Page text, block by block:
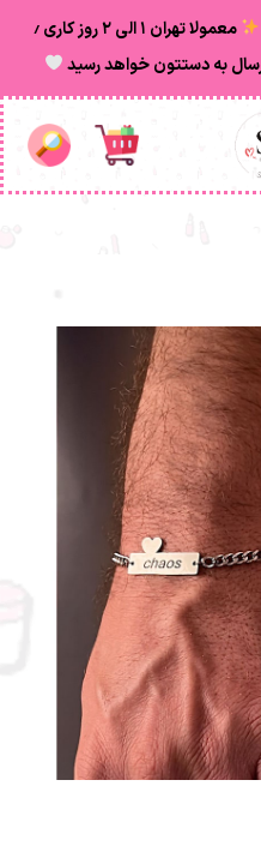
معمولا تهران ۱ الی ۲ روز‌ کاری ٫